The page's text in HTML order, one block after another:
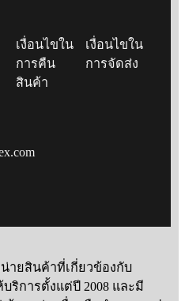
ายสินค้าที่เกี่ยวข้องกับ
ริการตั้งแต่ปี 2008 และมี
เงื่อนไขใน
การคืน
สินค้า
เงื่อนไขใน
การจัดส่ง